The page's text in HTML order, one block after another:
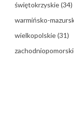
świętokrzyskie(34)
warmińsko-
wielkopolskie(31)